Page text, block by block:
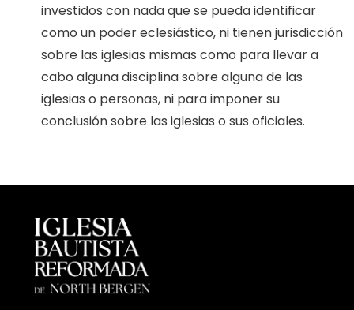
investidos con nada que se pueda identificar
como un poder eclesiástico, ni tienen jurisdicción
sobre las iglesias mismas como para llevar a
cabo alguna disciplina sobre alguna de las
iglesias o personas, ni para imponer su
conclusión sobre las iglesias o sus oficiales.